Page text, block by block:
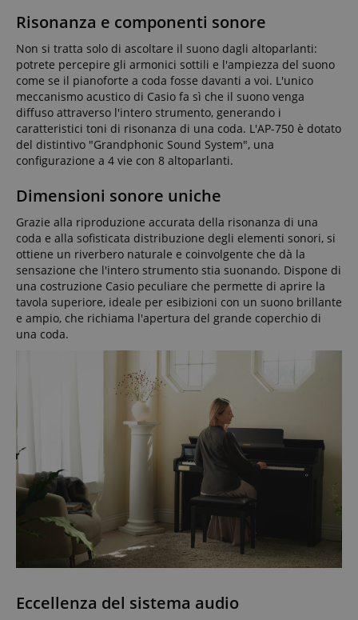
Risonanza e componenti sonore
Non si tratta solo di ascoltare il suono dagli altoparlanti:
potrete percepire gli armonici sottili e l'ampiezza del suono
come se il pianoforte a coda fosse davanti a voi. L'unico
meccanismo acustico di Casio fa sì che il suono venga
diffuso attraverso l'intero strumento, generando i
caratteristici toni di risonanza di una coda. L'AP-750 è dotato
del distintivo "Grandphonic Sound System", una
configurazione a 4 vie con 8 altoparlanti.
Dimensioni sonore uniche
Grazie alla riproduzione accurata della risonanza di una
coda e alla sofisticata distribuzione degli elementi sonori, si
ottiene un riverbero naturale e coinvolgente che dà la
sensazione che l'intero strumento stia suonando. Dispone di
una costruzione Casio peculiare che permette di aprire la
tavola superiore, ideale per esibizioni con un suono brillante
e ampio, che richiama l'apertura del grande coperchio di
una coda.
Eccellenza del sistema audio